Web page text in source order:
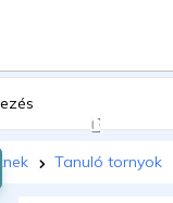
Tanuló tornyok